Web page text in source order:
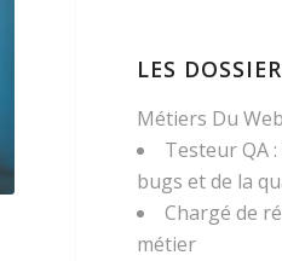
LES
Métiers Du Web
Testeur QA
bugs et de la
Chargé de
métier